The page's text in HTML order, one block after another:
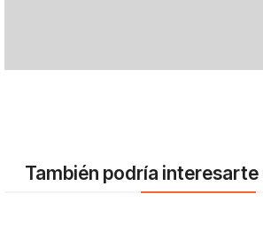
También podría interesarte